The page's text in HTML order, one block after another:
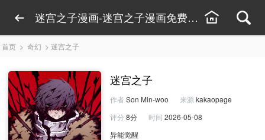
迷宫之子漫画-迷宫之子漫画免费阅读-迷宫之子
首页 > 奇幻 > 迷宫之子
迷宫之子
作者 Son Min-woo 来源 kakaopage
评分 8分 时间 2026-05-08
异能觉醒